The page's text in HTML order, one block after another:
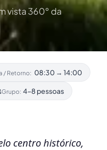
vista 360° da
/ Retorno: 08:30 → 14:00
Grupo: 4–8 pessoas
centro histórico,